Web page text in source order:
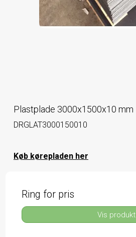
Plastplade 3000x1500x10 mm
DRGLAT3000150010
Køb kørepladen her
Ring for pris
Vis produkt